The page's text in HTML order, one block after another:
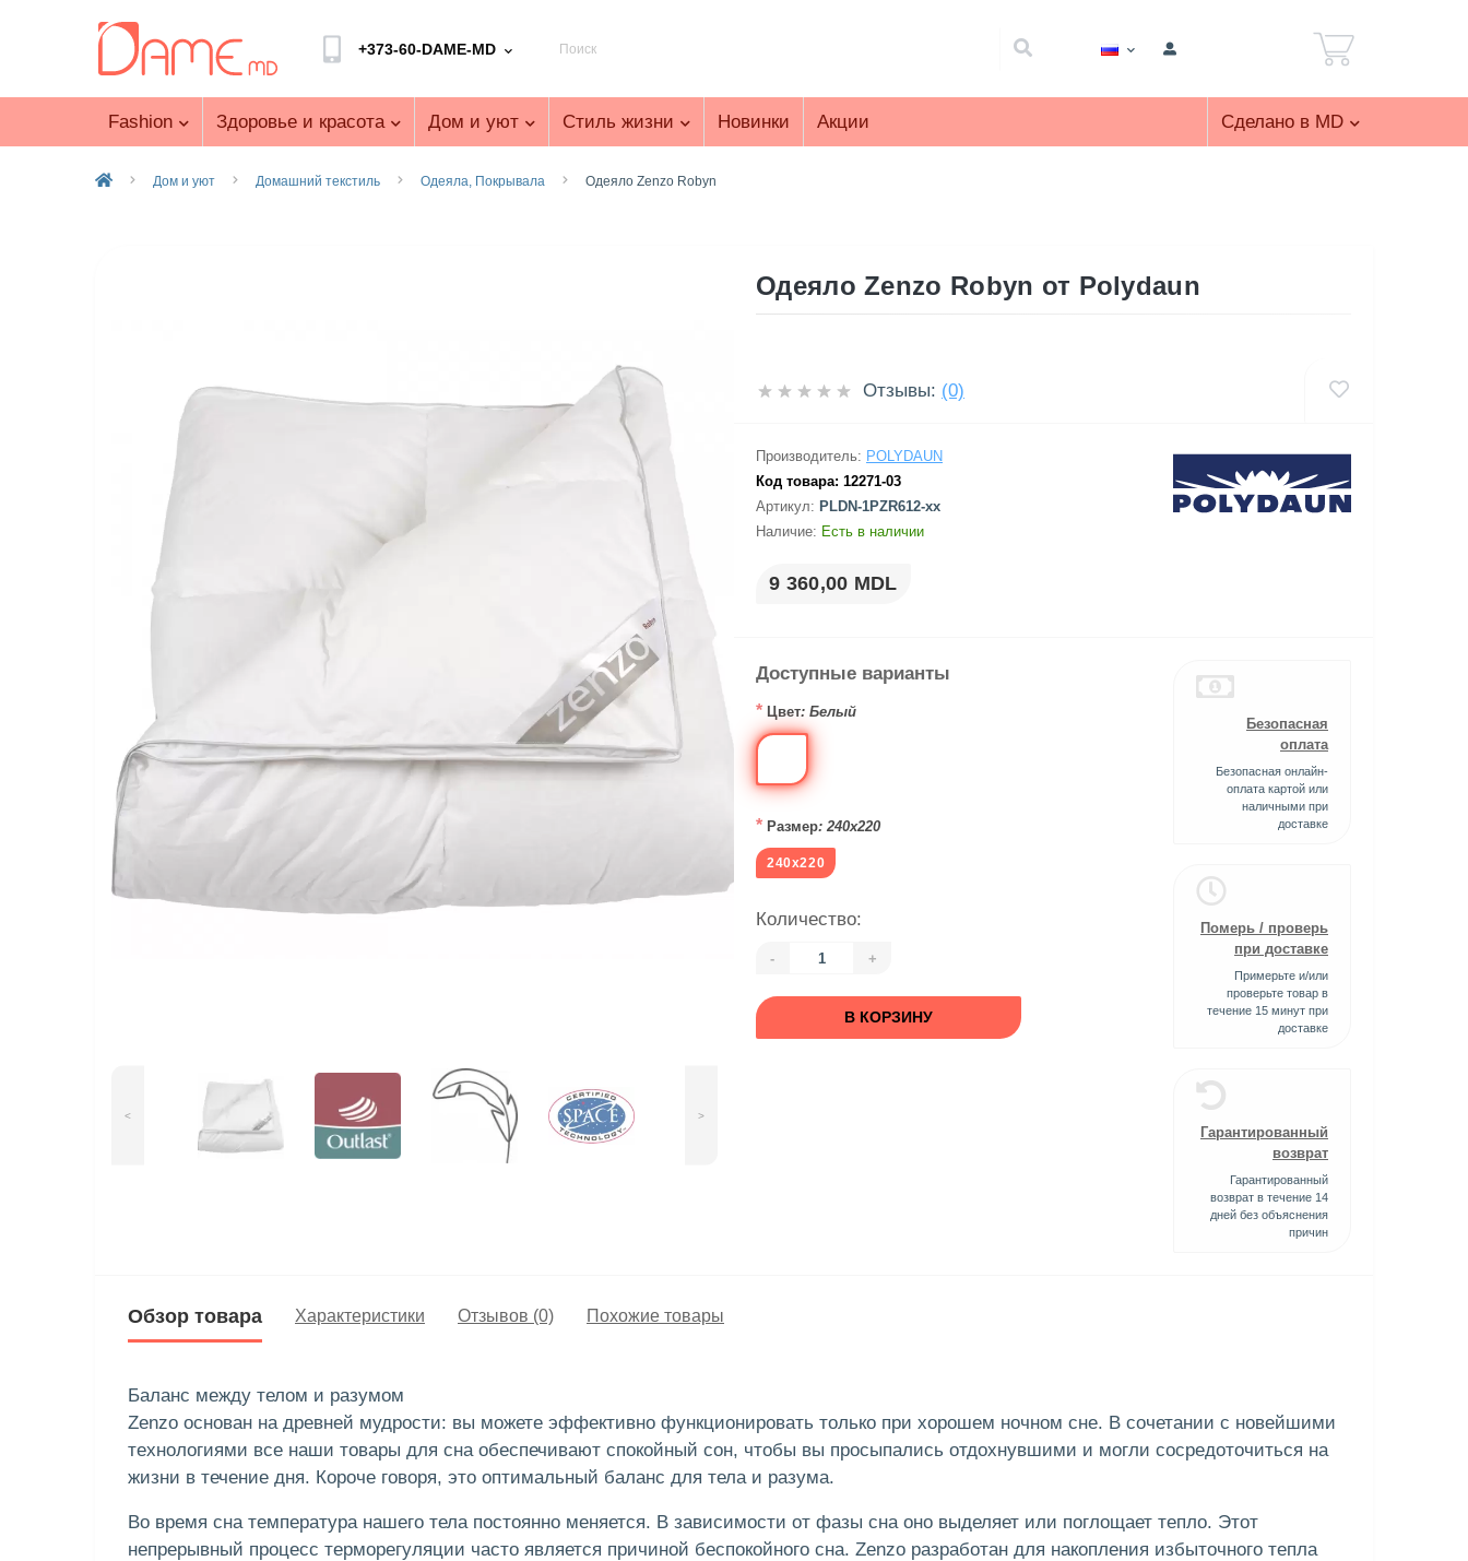
+373-60-DAME-MD
Fashion Здоровье и красота Дом и уют Стиль жизни Новинки Акции Сделано в MD
Дом и уют Домашний текстиль Одеяла, Покрывала Одеяло Zenzo Robyn
< >
Одеяло Zenzo Robyn от Polydaun
Отзывы: (0)
Производитель: POLYDAUN
Код товара: 12271-03
Артикул: PLDN-1PZR612-xx
Наличие: Есть в наличии
9 360,00 MDL
Доступные варианты
* Цвет: Белый
* Размер: 240x220
240x220
Количество:
- +
В КОРЗИНУ
Безопасная
оплата
Безопасная онлайн-
оплата картой или
наличными при
доставке
Померь / проверь
при доставке
Примерьте и/или
проверьте товар в
течение 15 минут при
доставке
Гарантированный
возврат
Гарантированный
возврат в течение 14
дней без объяснения
причин
Обзор товара Характеристики Отзывов (0) Похожие товары
Баланс между телом и разумом
Zenzo основан на древней мудрости: вы можете эффективно функционировать только при хорошем ночном сне. В сочетании с новейшими
технологиями все наши товары для сна обеспечивают спокойный сон, чтобы вы просыпались отдохнувшими и могли сосредоточиться на
жизни в течение дня. Короче говоря, это оптимальный баланс для тела и разума.
Во время сна температура нашего тела постоянно меняется. В зависимости от фазы сна оно выделяет или поглощает тепло. Этот
непрерывный процесс терморегуляции часто является причиной беспокойного сна. Zenzo разработан для накопления избыточного тепла